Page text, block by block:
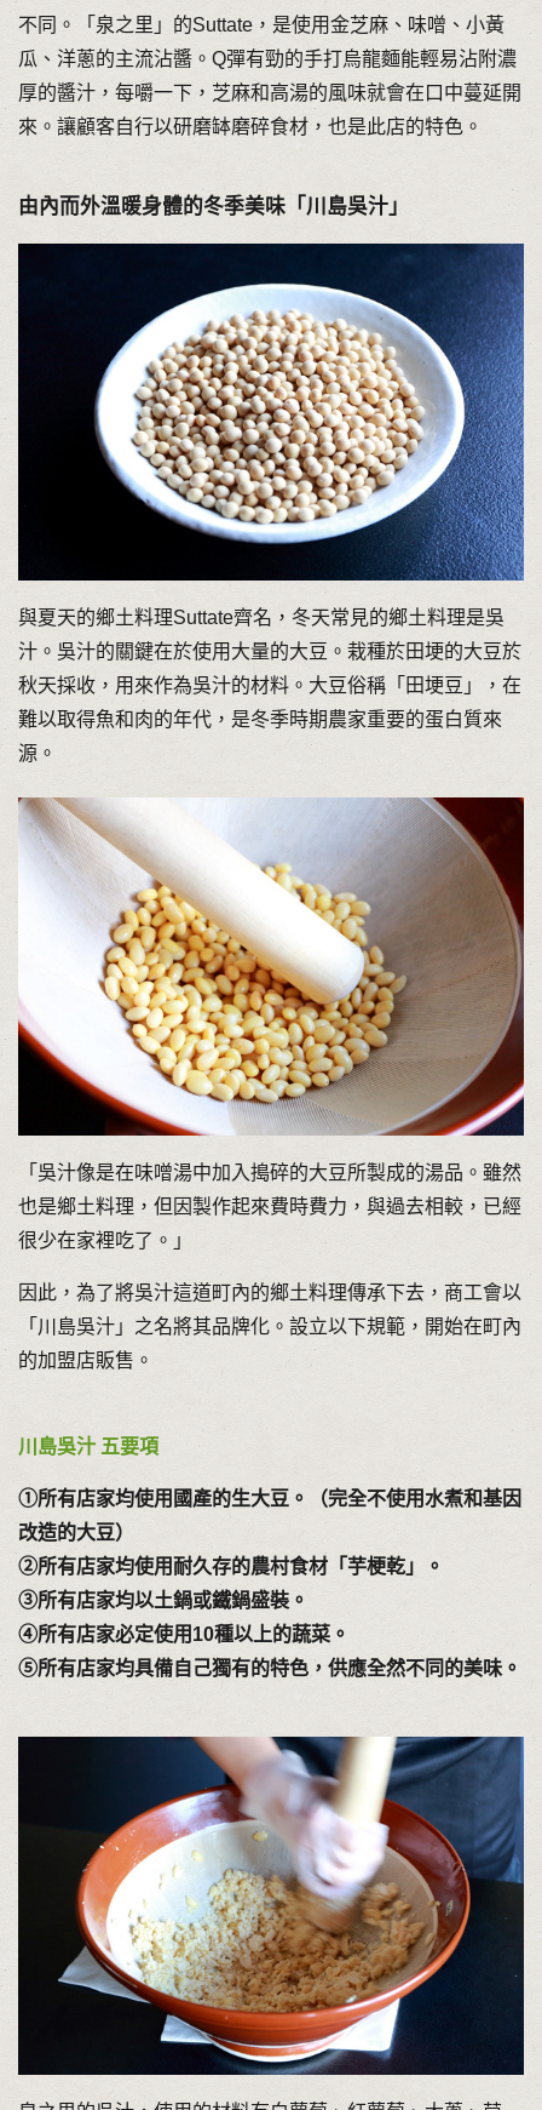
不同。「泉之里」的Suttate，是使用金芝麻、味噌、小黃
瓜、洋蔥的主流沾醬。Q彈有勁的手打烏龍麵能輕易沾附濃
厚的醬汁，每嚼一下，芝麻和高湯的風味就會在口中蔓延開
來。讓顧客自行以研磨缽磨碎食材，也是此店的特色。
由內而外溫暖身體的冬季美味「川島吳汁」
與夏天的鄉土料理Suttate齊名，冬天常見的鄉土料理是吳
汁。吳汁的關鍵在於使用大量的大豆。栽種於田埂的大豆於
秋天採收，用來作為吳汁的材料。大豆俗稱「田埂豆」，在
難以取得魚和肉的年代，是冬季時期農家重要的蛋白質來
源。
「吳汁像是在味噌湯中加入搗碎的大豆所製成的湯品。雖然
也是鄉土料理，但因製作起來費時費力，與過去相較，已經
很少在家裡吃了。」
因此，為了將吳汁這道町內的鄉土料理傳承下去，商工會以
「川島吳汁」之名將其品牌化。設立以下規範，開始在町內
的加盟店販售。
川島吳汁 五要項
①所有店家均使用國產的生大豆。（完全不使用水煮和基因
改造的大豆）
②所有店家均使用耐久存的農村食材「芋梗乾」。
③所有店家均以土鍋或鐵鍋盛裝。
④所有店家必定使用10種以上的蔬菜。
⑤所有店家均具備自己獨有的特色，供應全然不同的美味。